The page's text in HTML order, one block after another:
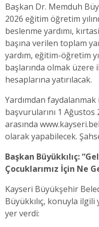
Başkan Dr. Memduh
2026 eğitim öğretim
beslenme yardımı,
başına verilen toplam
yardım, eğitim-öğretim
başlarında olmak
hesaplarına yatırılacak.
Yardımdan
başvurularını 1
arasında
olarak yapabilecek.
Başkan Büyükkılıç:
Çocuklarımız İçin Ne
Kayseri Büyükşehir
Büyükkılıç, konuyla ilgili
yer verdi: